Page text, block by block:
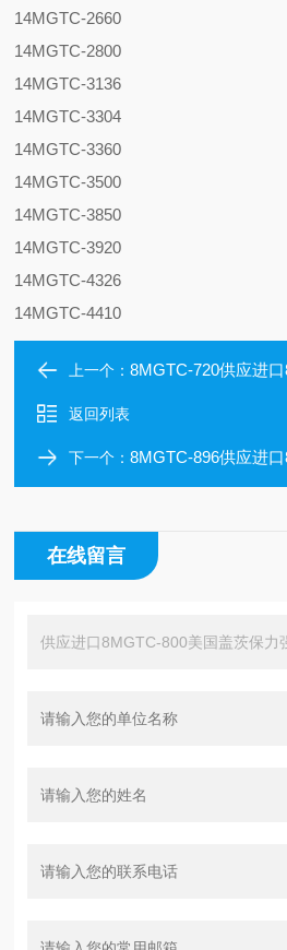
14MGTC-2660
14MGTC-2800
14MGTC-3136
14MGTC-3304
14MGTC-3360
14MGTC-3500
14MGTC-3850
14MGTC-3920
14MGTC-4326
14MGTC-4410
上一个：8MGTC-720供应进口
返回列表
下一个：8MGTC-896供应进口
在线留言